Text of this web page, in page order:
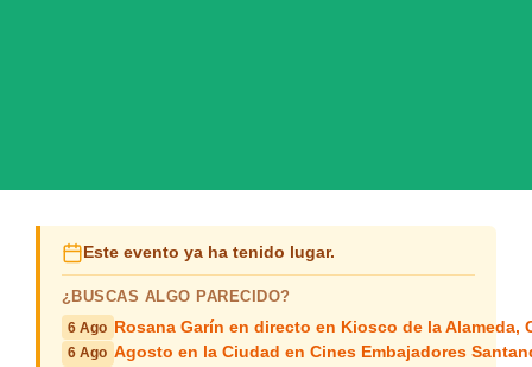
Este evento ya ha tenido lugar.
¿BUSCAS ALGO PARECIDO?
6 Ago Rosana Garín en directo en Kiosco de la Alameda,
6 Ago Agosto en la Ciudad en Cines Embajadores